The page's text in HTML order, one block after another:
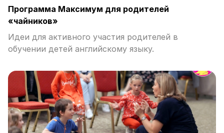
Программа Максимум для родителей
«чайников»
Идеи для активного участия родителей в
обучении детей английскому языку.